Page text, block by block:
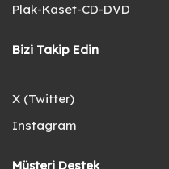
Plak-Kaset-CD-DVD
Bizi Takip Edin
X (Twitter)
Instagram
Müşteri Destek